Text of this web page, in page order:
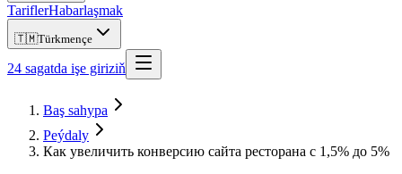
TariflerHabarlaşmak
🇹🇲Türkmençe
24 sagatda işe giriziň
Baş sahypa
Peýdaly
Как увеличить конверсию сайта ресторана с 1,5% до 5%